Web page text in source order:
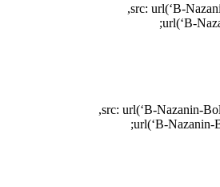
src: url(‘B-
url(‘B-
src: url(‘B-Nazanin-
url(‘B-Nazanin-